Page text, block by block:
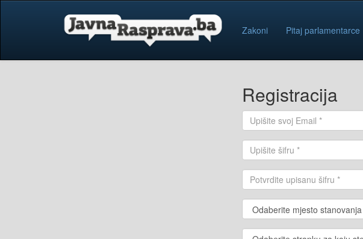
Zakoni Pitaj parlamentarce
Registracija